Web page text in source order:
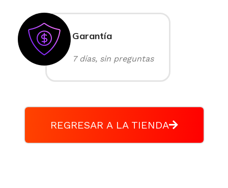
Garantía
7 días, sin preguntas
REGRESAR A LA TIENDA